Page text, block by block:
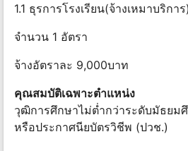
1.1 ธุรการโรงเรียน(จ้างเหมาบริการ)
จำนวน 1 อัตรา
จ้างอัตราละ 9,000บาท
คุณสมบัติเฉพาะตำแหน่ง
วุฒิการศึกษาไม่ต่ำกว่าระดับมัธยม
หรือประกาศนียบัตรวิชีพ (ปวช.)